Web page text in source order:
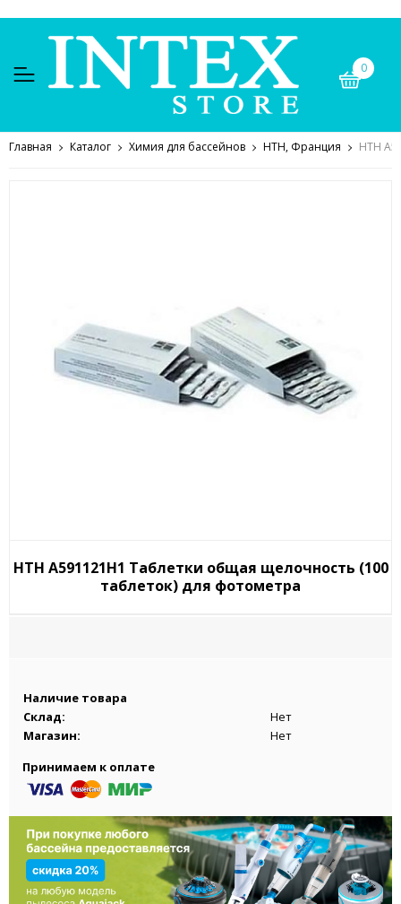
0
Главная Каталог Химия для бассейнов HTH, Франция HTH
HTH A591121H1 Таблетки общая щелочность (100
таблеток) для фотометра
Наличие товара
Склад:
Нет
Магазин:
Нет
Принимаем к оплате